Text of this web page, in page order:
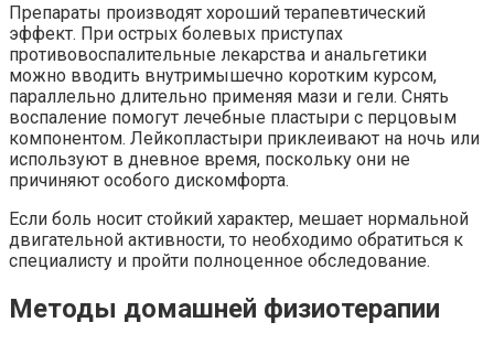
Препараты производят хороший терапевтический
эффект. При острых болевых приступах
противовоспалительные лекарства и анальгетики
можно вводить внутримышечно коротким курсом,
параллельно длительно применяя мази и гели. Снять
воспаление помогут лечебные пластыри с перцовым
компонентом. Лейкопластыри приклеивают на ночь или
используют в дневное время, поскольку они не
причиняют особого дискомфорта.
Если боль носит стойкий характер, мешает нормальной
двигательной активности, то необходимо обратиться к
специалисту и пройти полноценное обследование.
Методы домашней физиотерапии